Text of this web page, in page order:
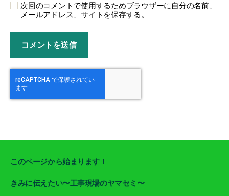
次回のコメントで使用するためブラウザーに自分の名前、
メールアドレス、サイトを保存する。
このページから始まります！
きみに伝えたい〜工事現場のヤマセミ〜